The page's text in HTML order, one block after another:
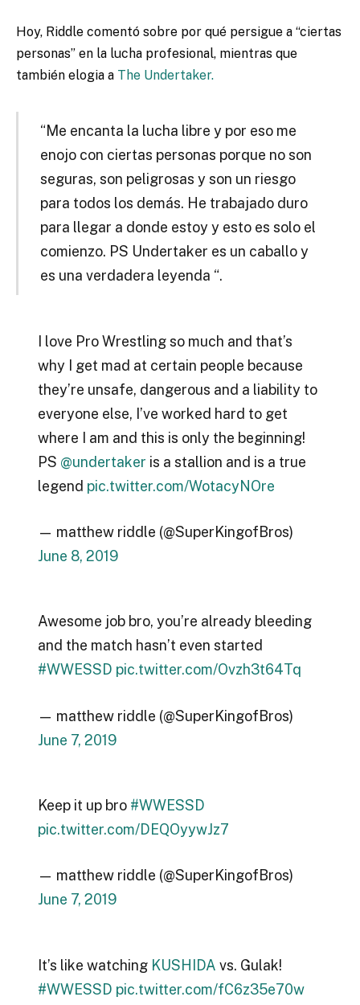
Hoy, Riddle comentó sobre por qué persigue a “ciertas
personas” en la lucha profesional, mientras que
también elogia a The Undertaker.
“Me encanta la lucha libre y por eso me
enojo con ciertas personas porque no son
seguras, son peligrosas y son un riesgo
para todos los demás. He trabajado duro
para llegar a donde estoy y esto es solo el
comienzo. PS Undertaker es un caballo y
es una verdadera leyenda “.
I love Pro Wrestling so much and that’s
why I get mad at certain people because
they’re unsafe, dangerous and a liability to
everyone else, I’ve worked hard to get
where I am and this is only the beginning!
PS @undertaker is a stallion and is a true
legend pic.twitter.com/WotacyNOre
— matthew riddle (@SuperKingofBros)
June 8, 2019
Awesome job bro, you’re already bleeding
and the match hasn’t even started
#WWESSD pic.twitter.com/Ovzh3t64Tq
— matthew riddle (@SuperKingofBros)
June 7, 2019
Keep it up bro #WWESSD
pic.twitter.com/DEQOyywJz7
— matthew riddle (@SuperKingofBros)
June 7, 2019
It’s like watching KUSHIDA vs. Gulak!
#WWESSD pic.twitter.com/fC6z35e70w